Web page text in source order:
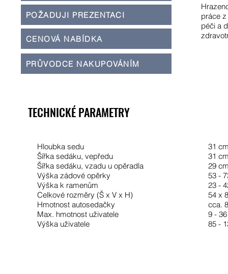
POŽADUJI PREZENTACI
CENOVÁ NABÍDKA
PRŮVODCE NAKUPOVÁNÍM
práce
péči a
TECHNICKÉ PARAMETRY
Hloubka sedu
Šířka sedáku, vepředu
Šířka sedáku, vzadu u opěradla
Výška zádové opěrky
Výška k ramenům
Celkové rozměry (Š x V x H)
Hmotnost autosedačky
Max. hmotnost uživatele
Výška uživatele
31
31
29
53 -
23 -
54 x
cca.
9 -
85 -